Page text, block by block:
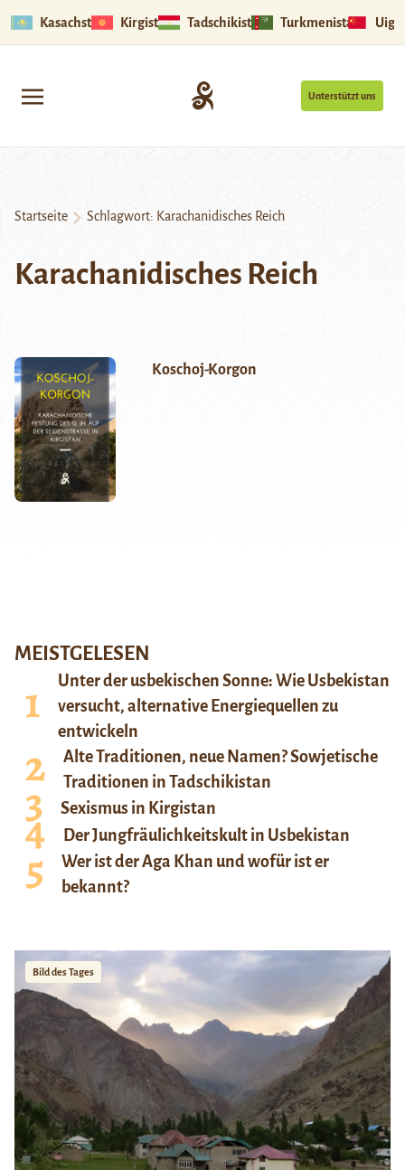
Kasachstan Kirgistan Tadschikistan Turkmenistan
Unterstützt uns
Startseite Schlagwort: Karachanidisches Reich
Karachanidisches Reich
Koschoj-Korgon
MEISTGELESEN
Unter der usbekischen Sonne: Wie Usbekistan
versucht, alternative Energiequellen zu
entwickeln
Alte Traditionen, neue Namen? Sowjetische
Traditionen in Tadschikistan
Sexismus in Kirgistan
Der Jungfräulichkeitskult in Usbekistan
Wer ist der Aga Khan und wofür ist er
bekannt?
Bild des Tages